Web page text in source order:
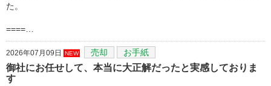
た。
====…
2026年07月09日 NEW 売却 お手紙
御社にお任せして、本当に大正解だったと実感しておりま
す